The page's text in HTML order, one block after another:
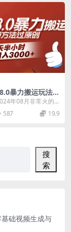
暴力搬运玩法，
创，每天半小
年08月非常火的
特的搬运手法，轻
587 19.9
搜
索
础视频生成与